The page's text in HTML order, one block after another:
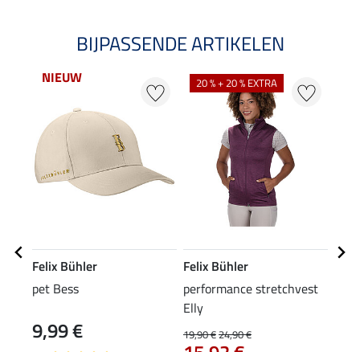
BIJPASSENDE ARTIKELEN
NIEUW
Felix Bühler
pet Bess
9,99 €
20 % + 20 % EXTRA
Felix Bühler
performance stretchvest
Elly
19,90 €24,90 €